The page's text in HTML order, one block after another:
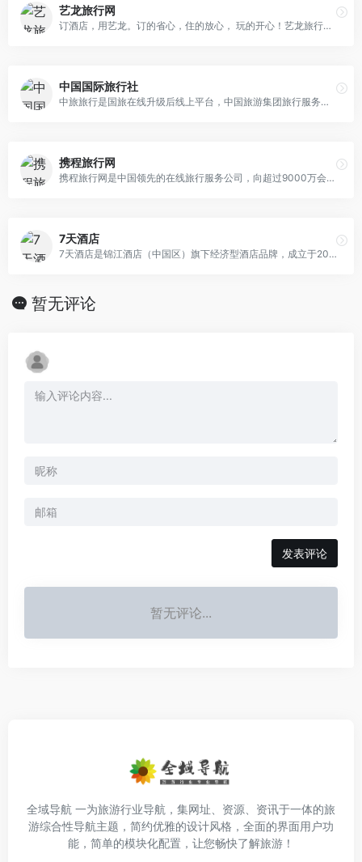
艺龙旅行网
订酒店，用艺龙。订的省心，住的放心， 玩的开心！艺龙旅行作为中国优质的在线旅行服务提供商之一，提供专业的酒店住宿预订、机票、火车票等全方位的旅行产品预订服务，随时随地出发，伴您“艺”起同行！艺龙旅行专注酒店预订近20年，住宿业务覆盖全球超过120万家酒店及非标准住宿，在线支付、到店付任意选；预订酒店优惠享不停，可用红包立减、里程抵现，会员享受折扣再返现，优惠多多，早订早优惠；更有贴心服务伴您安心入住，酒店预订实时确认，到店无房最高赔付首晚房费；还有在线真实用户点评，出行“省时省力不吃亏” ！订酒店用艺龙，实惠舒适“艺”起享！
中国国际旅行社
中旅旅行是国旅在线升级后线上平台，中国旅游集团旅行服务有限公司官网,提供国内外跟团游、自由行、机票预订、酒店预订、签证办理等在线预订服务，咨询预订热线：400-600-8888。中旅旅行，和世界交个朋友。
携程旅行网
携程旅行网是中国领先的在线旅行服务公司，向超过9000万会员提供酒店预订、酒店点评及特价酒店查询、机票预订、飞机票查询、时刻表、票价查询、航班查询、度假预订、商旅管理、为您的出行提供全方位旅行服务。
7天酒店
7天酒店是锦江酒店（中国区）旗下经济型酒店品牌，成立于2005年，经过快速发展， 7天酒店拥有“7天酒店”、“7天优品”、“7天优品Premium”等住宿系列，分店已覆盖全国370个城市，规模达到3000家。
暂无评论
发表评论
暂无评论...
全域导航 一为旅游行业导航，集网址、资源、资讯于一体的旅
游综合性导航主题，简约优雅的设计风格，全面的界面用户功
能，简单的模块化配置，让您畅快了解旅游！